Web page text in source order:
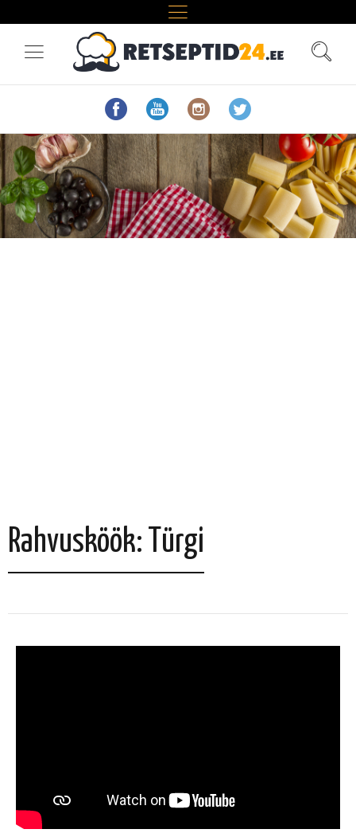
Rahvusköök: Türgi